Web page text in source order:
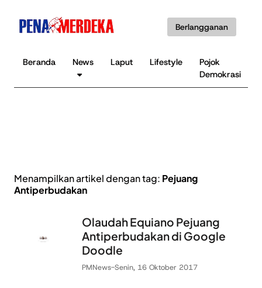
Berlangganan
Beranda News Laput Lifestyle
Pojok
Demokrasi
Menampilkan artikel dengan tag: Pejuang
Antiperbudakan
Olaudah Equiano Pejuang
Antiperbudakan di Google
Doodle
PMNews-Senin, 16 Oktober 2017